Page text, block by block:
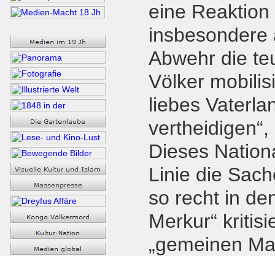
eine
Abwehr die
Völker
liebes
Dieses
Linie die
so recht in
Merkur“
„gemeinen